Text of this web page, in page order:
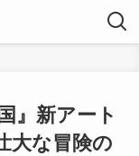
』新アート
大な冒険の